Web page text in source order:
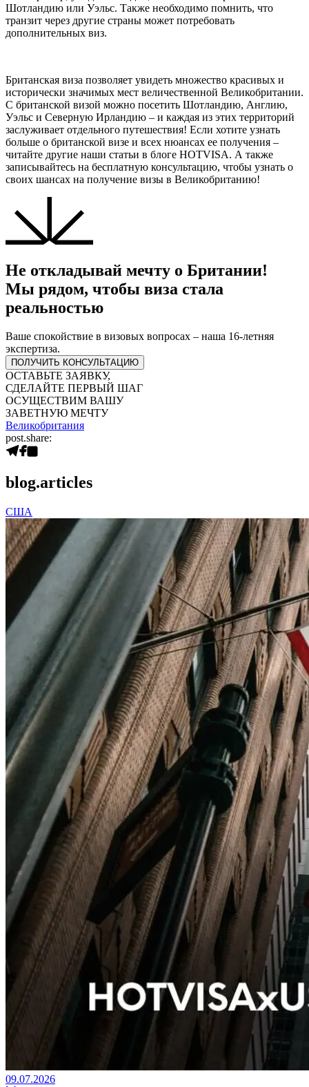
Шотландию или Уэльс. Также необходимо помнить, что
транзит через другие страны может потребовать
дополнительных виз.
Британская виза позволяет увидеть множество красивых и
исторически значимых мест величественной Великобритании.
С британской визой можно посетить Шотландию, Англию,
Уэльс и Северную Ирландию – и каждая из этих территорий
заслуживает отдельного путешествия! Если хотите узнать
больше о британской визе и всех нюансах ее получения –
читайте другие наши статьи в блоге HOTVISA. А также
записывайтесь на бесплатную консультацию, чтобы узнать о
своих шансах на получение визы в Великобританию!
Не откладывай мечту о Британии!
Мы рядом, чтобы виза стала
реальностью
Ваше спокойствие в визовых вопросах – наша 16-летняя
экспертиза.
ПОЛУЧИТЬ КОНСУЛЬТАЦИЮ
ОСТАВЬТЕ ЗАЯВКУ,
СДЕЛАЙТЕ ПЕРВЫЙ ШАГ
ОСУЩЕСТВИМ ВАШУ
ЗАВЕТНУЮ МЕЧТУ
Великобритания
post.share:
blog.articles
США
09.07.2026